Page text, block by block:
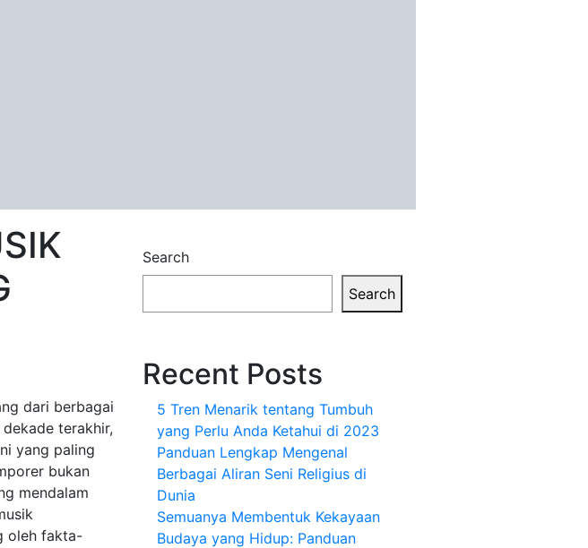
dari berbagai
terakhir,
yang paling
bukan
mendalam
oleh fakta-
Search
Search
Recent Posts
5 Tren Menarik tentang Tumbuh
yang Perlu Anda Ketahui di 2023
Panduan Lengkap Mengenal
Berbagai Aliran Seni Religius di
Dunia
Semuanya Membentuk Kekayaan
Budaya yang Hidup: Panduan